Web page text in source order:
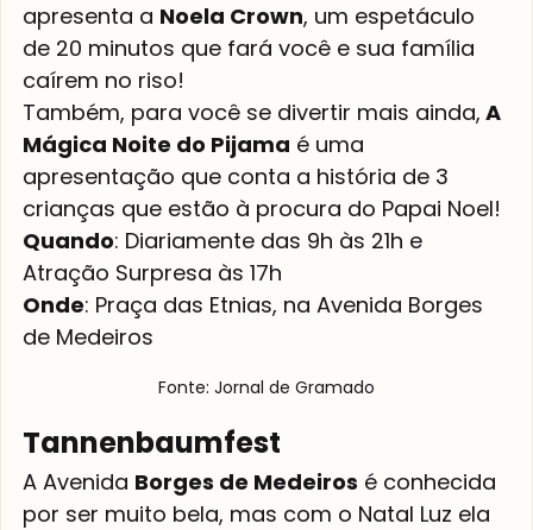
apresenta a Noela Crown, um espetáculo
de 20 minutos que fará você e sua família
caírem no riso!
Também, para você se divertir mais ainda, A
Mágica Noite do Pijama é uma
apresentação que conta a história de 3
crianças que estão à procura do Papai Noel!
Quando: Diariamente das 9h às 21h e
Atração Surpresa às 17h
Onde: Praça das Etnias, na Avenida Borges
de Medeiros
Fonte: Jornal de Gramado
Tannenbaumfest
A Avenida Borges de Medeiros é conhecida
por ser muito bela, mas com o Natal Luz ela